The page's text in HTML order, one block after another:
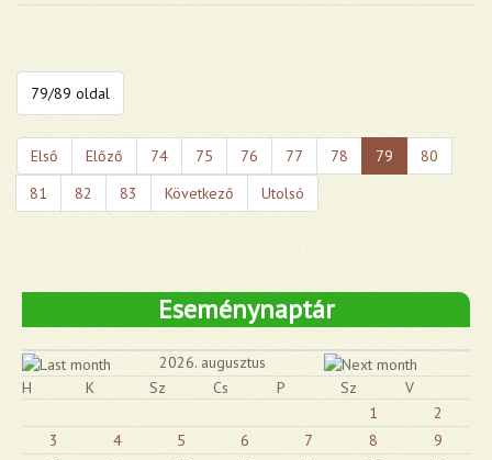
79/89 oldal
Első Előző 74 75 76 77 78 79
80
81
82 83 Következő Utolsó
Eseménynaptár
2026. augusztus
H
K Sz Cs P Sz
V
1
2
3
4 5 6 7 8
9